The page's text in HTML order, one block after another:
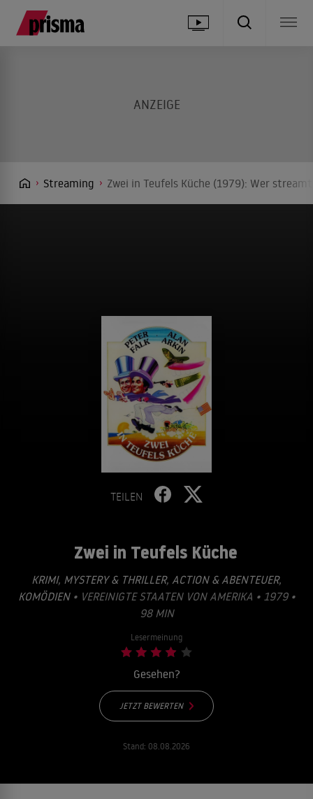
Streaming Zwei in Teufels Küche (1979): Wer
TEILEN
Zwei in Teufels Küche
KRIMI, MYSTERY & THRILLER, ACTION & ABENTEUER,
KOMÖDIEN• VEREINIGTE STAATEN VON AMERIKA • 1979 •
98 MIN
Lesermeinung
Gesehen?
JETZT BEWERTEN
Stand: 08.08.2026